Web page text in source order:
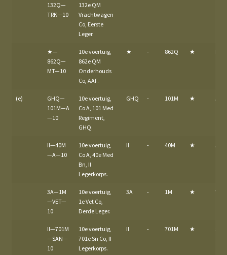
132Q—
TRK—10
132e QM
Vrachtwagen
Co, Eerste
Leger.
★—
862Q—
MT—10
10e voertuig,
862e QM
Onderhouds
Co, AAF.
★ - 862Q ★
(e)
GHQ—
101M—A
—10
10e voertuig,
Co A, 101 Med
Regiment,
GHQ.
GHQ - 101M ★ A
II—40M
—A—10
10e voertuig,
Co A, 40e Med
Bn, II
Legerkorps.
II - 40M ★ A
3A—1M
—VET—
10
10e voertuig,
1e Vet Co,
Derde Leger.
3A - 1M ★ VET
II—701M
—SAN—
10
10e voertuig,
701e Sn Co, II
Legerkorps.
II - 701M ★ SAN